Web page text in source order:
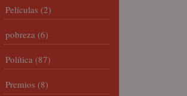
Películas (2)
pobreza (6)
Política (87)
Premios (8)